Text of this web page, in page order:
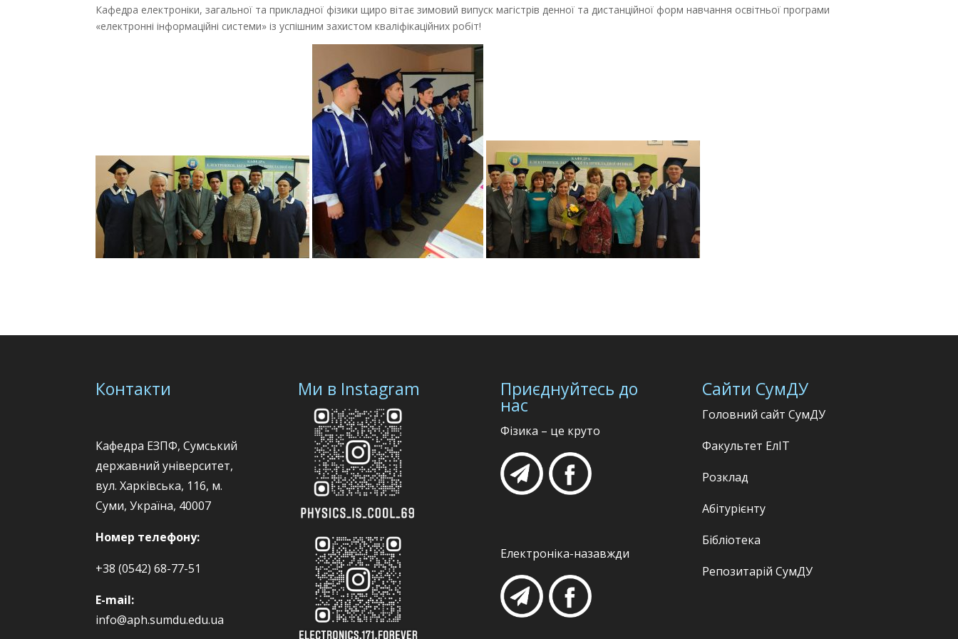
Кафедра електроніки, загальної та прикладної фізики щиро вітає зимовий випуск магістрів денної та дистанційної форм навчання освітньої програми
«електронні інформаційні системи» із успішним захистом кваліфікаційних робіт!
Контакти
Кафедра ЕЗПФ, Сумський
державний університет,
вул. Харківська, 116, м.
Суми, Україна, 40007
Номер телефону:
+38 (0542) 68-77-51
E-mail:
info@aph.sumdu.edu.ua
Ми в Instagram Приєднуйтесь до
нас
Фізика – це круто
Електроніка-назавжди
Сайти СумДУ
Головний сайт СумДУ
Факультет ЕлІТ
Розклад
Абітурієнту
Бібліотека
Репозитарій СумДУ